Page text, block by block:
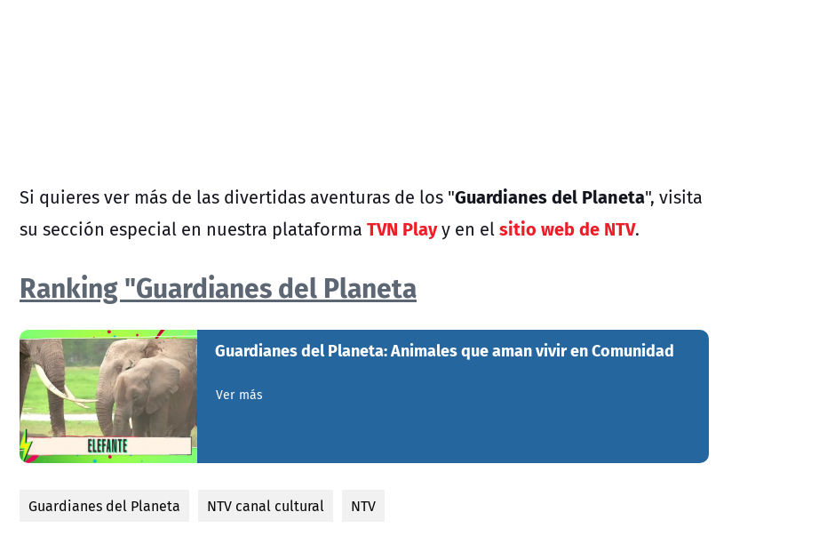
Si quieres ver más de las divertidas aventuras de los "Guardianes del Planeta", visita
su sección especial en nuestra plataforma TVN Playy en elsitio web de NTV.
Ranking "Guardianes del Planeta
Guardianes del Planeta: Animales que aman vivir en Comunidad
Ver más
Guardianes del Planeta NTV canal cultural NTV